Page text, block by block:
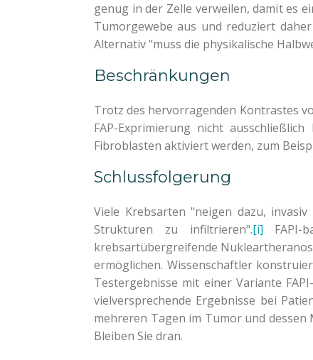
genug in der Zelle verweilen, damit es
Tumorgewebe aus und reduziert
Alternativ "muss die physikalische
Beschränkungen
Trotz des hervorragenden Kontrastes
FAP-Exprimierung nicht
Fibroblasten aktiviert werden, zum
Schlussfolgerung
Viele Krebsarten "neigen dazu,
Strukturen zu infiltrieren".[i] FAPI-
krebsartübergreifende
ermöglichen. Wissenschaftler
Testergebnisse mit einer Variante
vielversprechende Ergebnisse bei
mehreren Tagen im Tumor und dessen
Bleiben Sie dran.